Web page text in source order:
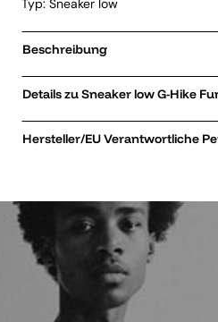
Typ: Sneaker low
Beschreibung
Details zu Sneaker
Hersteller/EU Verantwortliche